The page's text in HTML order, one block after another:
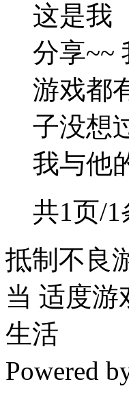
这是我
分享~~
游戏都
子没想
我与他
共1页/1
抵制不良
当 适度游
生活
Powered